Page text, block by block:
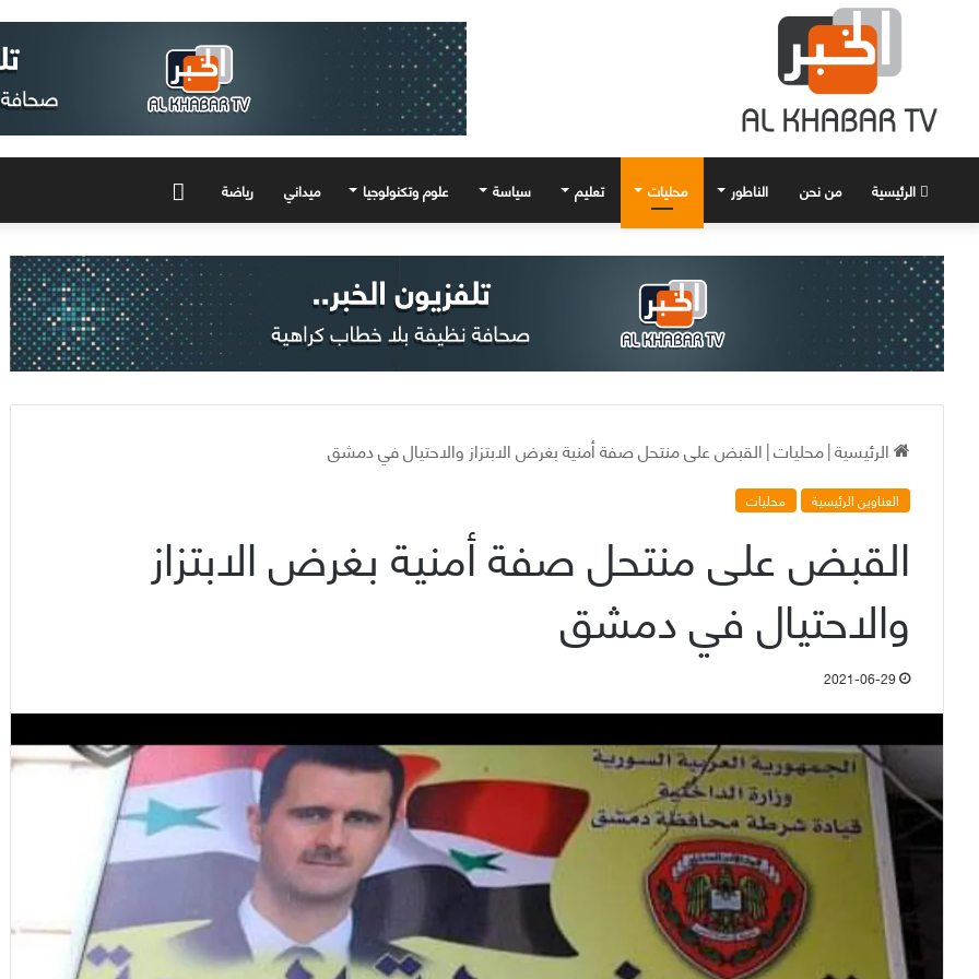
الرئيسية من نحن الناطور محليات تعليم سياسة علوم وتكنولوجيا ميداني رياضة
الرئيسية|محليات|القبض على منتحل صفة أمنية بغرض الابتزاز والاحتيال في دمشق
العناوين الرئيسية محليات
القبض على منتحل صفة أمنية بغرض الابتزاز
والاحتيال في دمشق
2021-06-29